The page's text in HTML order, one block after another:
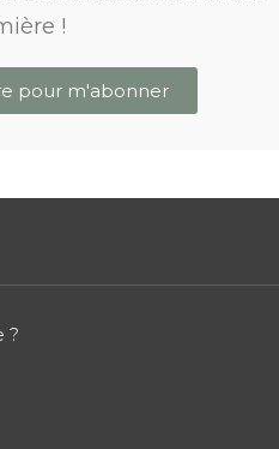
!
pour m'abonner
?